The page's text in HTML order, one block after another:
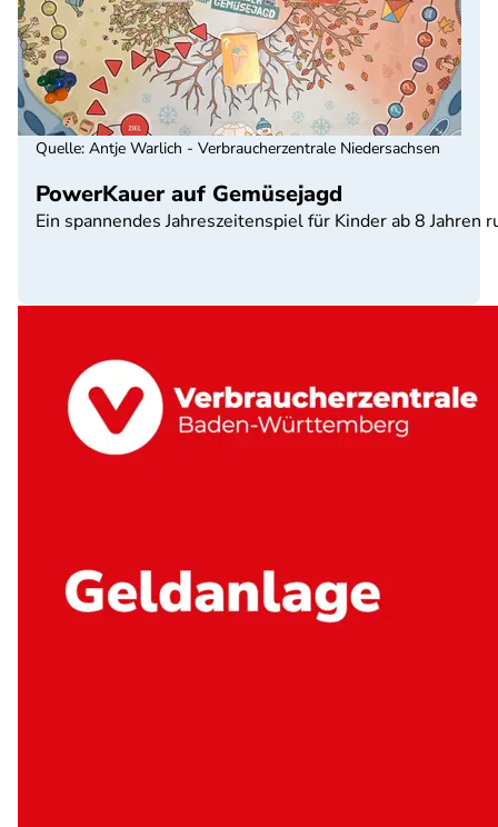
PowerKauer auf Gemüsejagd
Ein spannendes Jahreszeitenspiel für Kinder ab 8
Quelle: Antje Warlich - Verbraucherzentrale Niedersachsen